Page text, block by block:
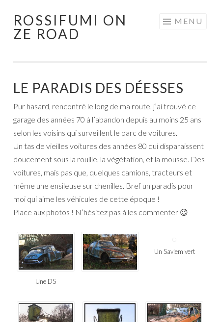
Aller
au
ROSSIFUMI ON
ZE ROAD
MENU
LE PARADIS DES DÉESSES
Pur hasard, rencontré le long de ma route, j’ai trouvé ce
garage des années 70 à l’abandon depuis au moins 25 ans
selon les voisins qui surveillent le parc de voitures.
Un tas de vieilles voitures des années 80 qui disparaissent
doucement sous la rouille, la végétation, et la mousse. Des
voitures, mais pas que, quelques camions, tracteurs et
même une ensileuse sur chenilles. Bref un paradis pour
moi qui aime les véhicules de cette époque !
Place aux photos ! N’hésitez pas à les commenter 😉
Une DS
Un Saviem vert